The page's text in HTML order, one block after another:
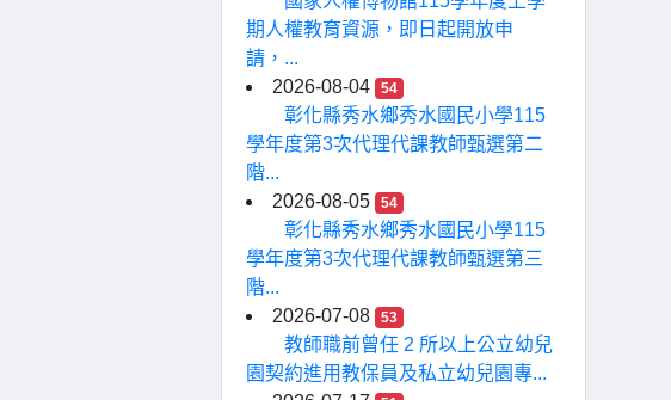
期人權教育資源，即日起開放申
請，...
2026-08-04
54
彰化縣秀水鄉秀水國民小學115
學年度第3次代理代課教師甄選第二
階...
2026-08-05
54
彰化縣秀水鄉秀水國民小學115
學年度第3次代理代課教師甄選第三
階...
2026-07-08
53
教師職前曾任 2 所以上公立幼兒
園契約進用教保員及私立幼兒園專...